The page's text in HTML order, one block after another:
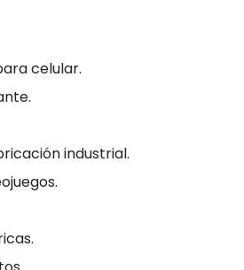
celular.
industrial.